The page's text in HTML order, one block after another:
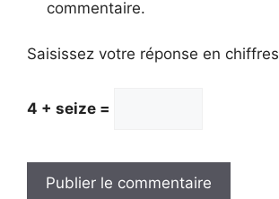
commentaire.
Saisissez votre réponse en chiffres
4 + seize =